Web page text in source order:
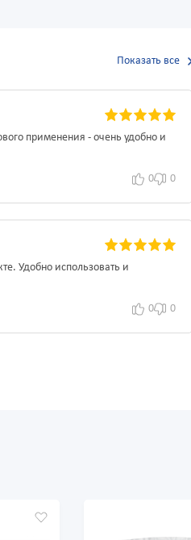
Показать все
применения - очень удобно и
0 0
Удобно использовать и
0 0